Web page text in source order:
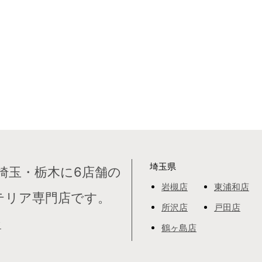
玉・栃木に6店舗の
ア専門店です。
埼玉県
岩槻店
東浦和店
所沢店
戸田店
鶴ヶ島店